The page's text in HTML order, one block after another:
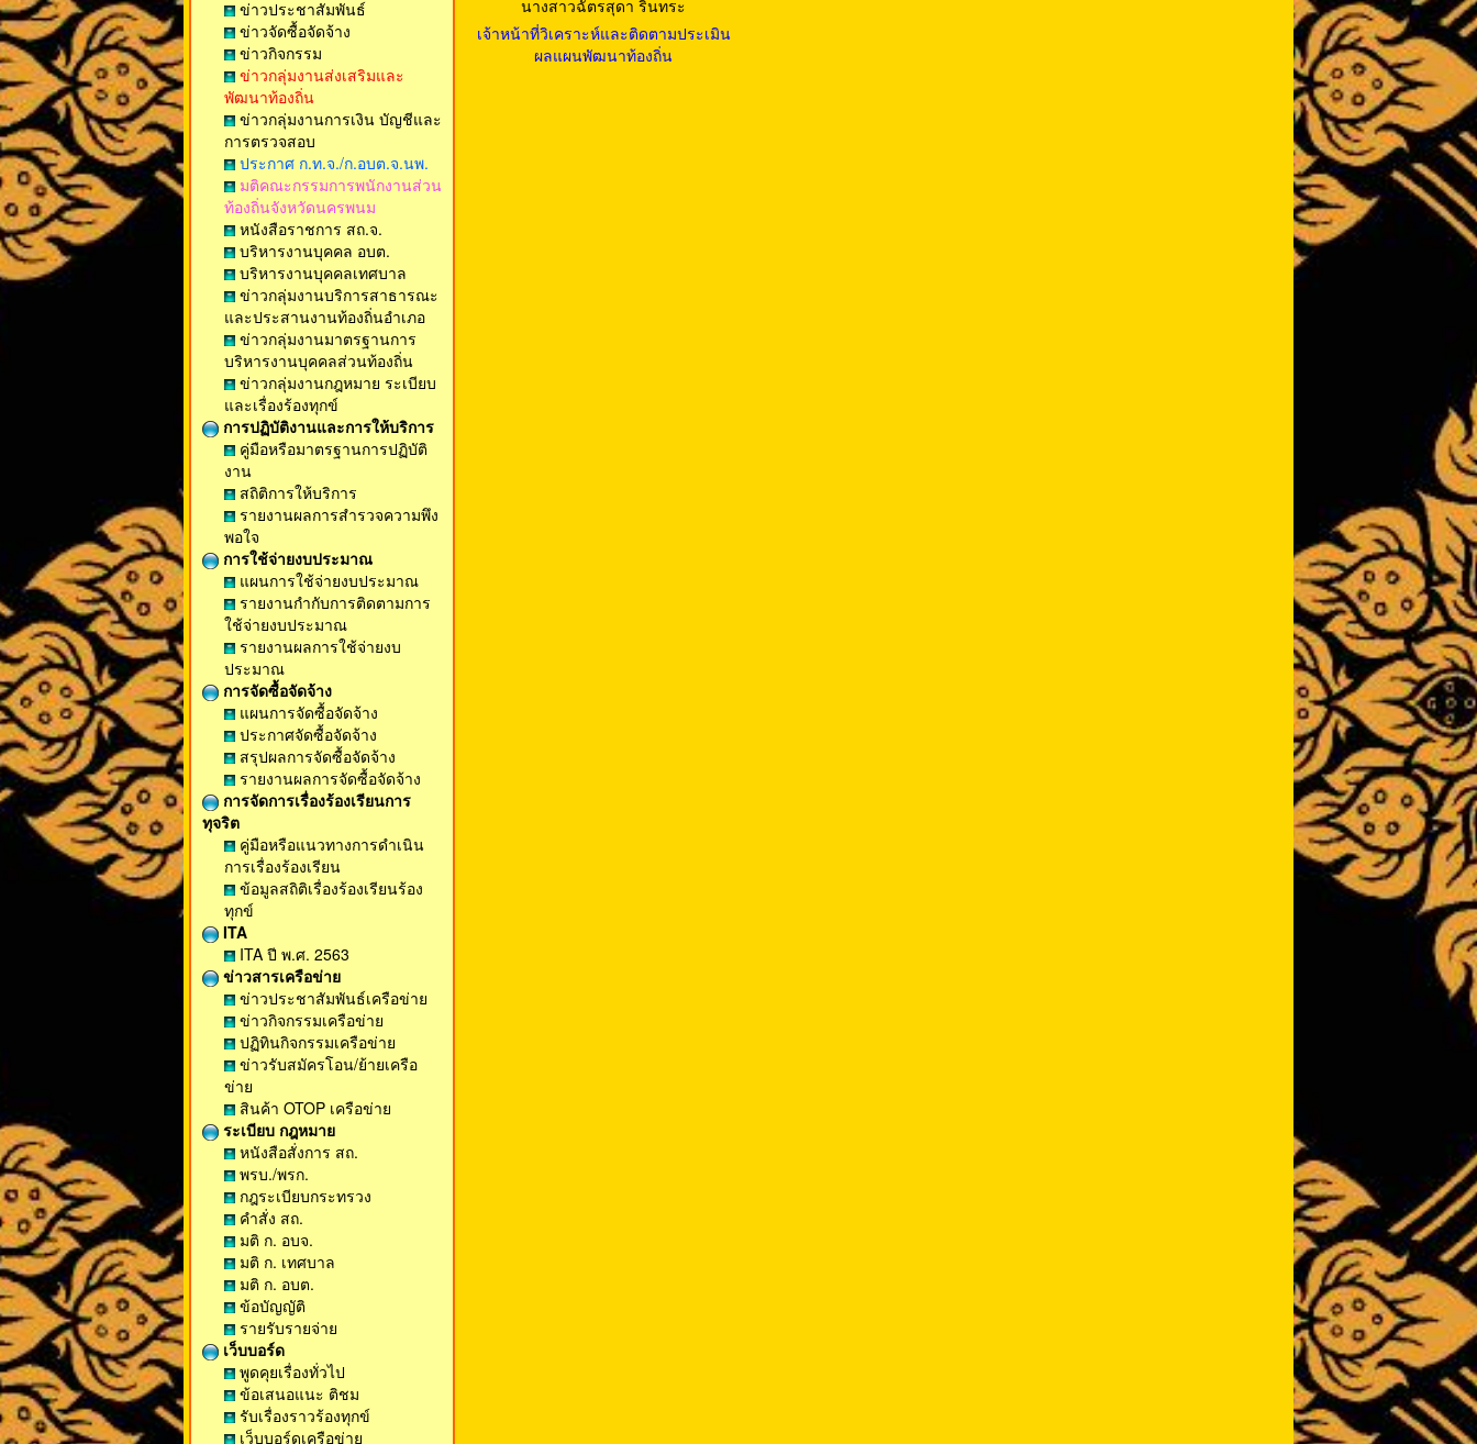
ข่าวประชาสัมพันธ์
ข่าวจัดซื้อจัดจ้าง
ข่าวกิจกรรม
ข่าวกลุ่มงานส่งเสริมและ
พัฒนาท้องถิ่น
ข่าวกลุ่มงานการเงิน บัญชีและ
การตรวจสอบ
ประกาศ ก.ท.จ./ก.อบต.จ.นพ.
มติคณะกรรมการพนักงานส่วน
ท้องถิ่นจังหวัดนครพนม
หนังสือราชการ สถ.จ.
บริหารงานบุคคล อบต.
บริหารงานบุคคลเทศบาล
ข่าวกลุ่มงานบริการสาธารณะ
และประสานงานท้องถิ่นอำเภอ
ข่าวกลุ่มงานมาตรฐานการ
บริหารงานบุคคลส่วนท้องถิ่น
ข่าวกลุ่มงานกฎหมาย ระเบียบ
และเรื่องร้องทุกข์
การปฏิบัติงานและการให้บริการ
คู่มือหรือมาตรฐานการปฏิบัติ
งาน
สถิติการให้บริการ
รายงานผลการสำรวจความพึง
พอใจ
การใช้จ่ายงบประมาณ
แผนการใช้จ่ายงบประมาณ
รายงานกำกับการติดตามการ
ใช้จ่ายงบประมาณ
รายงานผลการใช้จ่ายงบ
ประมาณ
การจัดซื้อจัดจ้าง
แผนการจัดซื้อจัดจ้าง
ประกาศจัดซื้อจัดจ้าง
สรุปผลการจัดซื้อจัดจ้าง
รายงานผลการจัดซื้อจัดจ้าง
การจัดการเรื่องร้องเรียนการ
ทุจริต
คู่มือหรือแนวทางการดำเนิน
การเรื่องร้องเรียน
ข้อมูลสถิติเรื่องร้องเรียนร้อง
ทุกข์
ITA
ITA ปี พ.ศ. 2563
ข่าวสารเครือข่าย
ข่าวประชาสัมพันธ์เครือข่าย
ข่าวกิจกรรมเครือข่าย
ปฏิทินกิจกรรมเครือข่าย
ข่าวรับสมัครโอน/ย้ายเครือ
ข่าย
สินค้า OTOP เครือข่าย
ระเบียบ กฎหมาย
หนังสือสั่งการ สถ.
พรบ./พรก.
กฎระเบียบกระทรวง
คำสั่ง สถ.
มติ ก. อบจ.
มติ ก. เทศบาล
มติ ก. อบต.
ข้อบัญญัติ
รายรับรายจ่าย
เว็บบอร์ด
พูดคุยเรื่องทั่วไป
ข้อเสนอแนะ ติชม
รับเรื่องราวร้องทุกข์
เว็บบอร์ดเครือข่าย
นางสาวฉัตรสุดา รินทระ
เจ้าหน้าที่วิเคราะห์และติดตามประเมิน
ผลแผนพัฒนาท้องถิ่น